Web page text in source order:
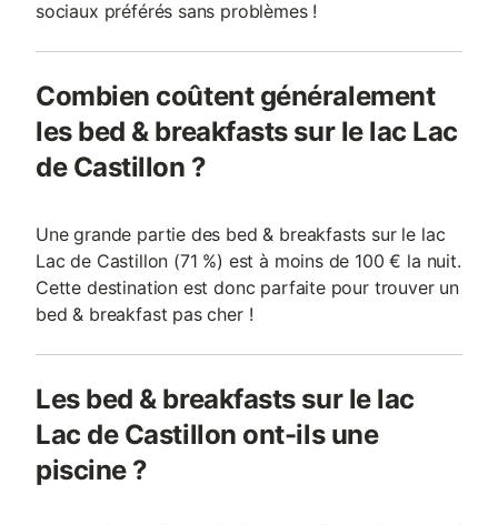
sociaux préférés sans problèmes !
Combien coûtent généralement
les bed & breakfasts sur le lac Lac
de Castillon ?
Une grande partie des bed & breakfasts sur le lac
Lac de Castillon (71 %) est à moins de 100 € la nuit.
Cette destination est donc parfaite pour trouver un
bed & breakfast pas cher !
Les bed & breakfasts sur le lac
Lac de Castillon ont-ils une
piscine ?